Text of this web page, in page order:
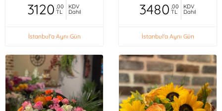
3120 ,00
TL
KDV
Dahil
İstanbul'a Aynı Gün
3480 ,00
TL
KDV
Dahil
İstanbul'a Aynı Gün